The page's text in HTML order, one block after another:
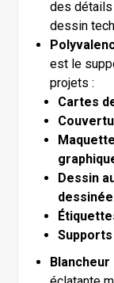
des détails
dessin
est le
projets :
Cartes
Dessin
dessinée
Blancheur